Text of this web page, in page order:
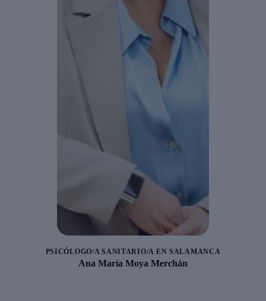
PSICÓLOGO/A SANITARIO/A EN SALAMANCA
Ana María Moya Merchán